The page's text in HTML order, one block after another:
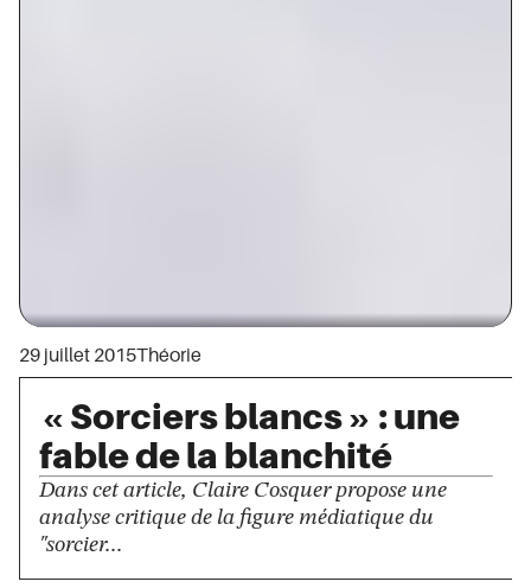
29 juillet 2015Théorie
« Sorciers blancs » : une
fable de la blanchité
Dans cet article, Claire Cosquer propose une
analyse critique de la figure médiatique du
"sorcier...